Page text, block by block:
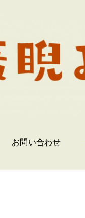
お問い合わせ